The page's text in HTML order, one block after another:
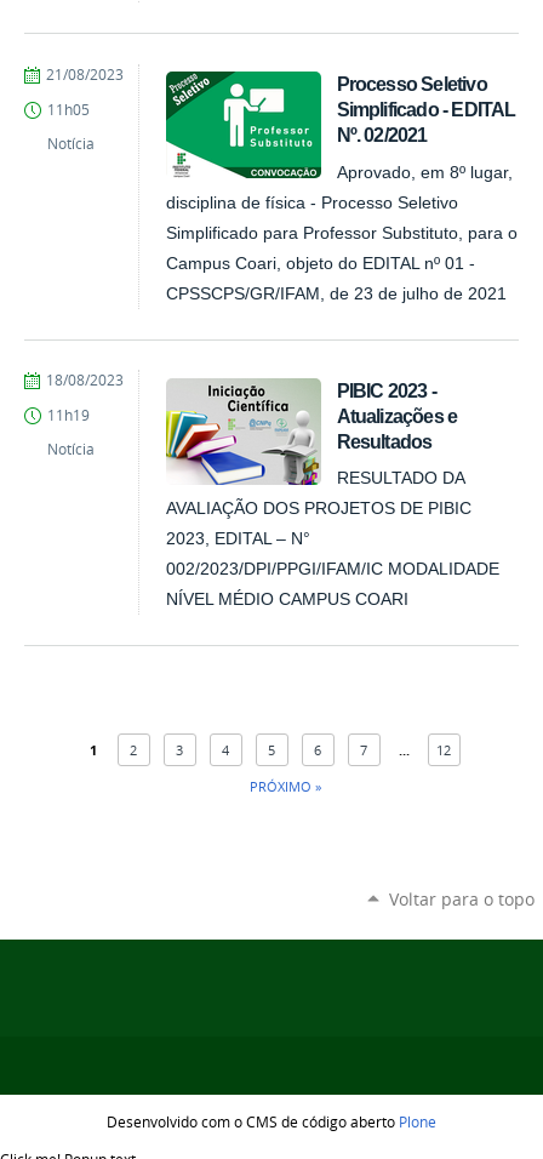
Processo Seletivo
Simplificado - EDITAL
Nº. 02/2021
Aprovado, em 8º lugar,
disciplina de física - Processo Seletivo
Simplificado para Professor Substituto, para o
Campus Coari, objeto do EDITAL nº 01 -
CPSSCPS/GR/IFAM, de 23 de julho de 2021
por
COARI
publicado
21/08/2023
11h05
Notícia
PIBIC 2023 -
Atualizações e
Resultados
RESULTADO DA
AVALIAÇÃO DOS PROJETOS DE PIBIC
2023, EDITAL – N°
002/2023/DPI/PPGI/IFAM/IC MODALIDADE
NÍVEL MÉDIO CAMPUS COARI
por
COARI
publicado
18/08/2023
11h19
Notícia
1 2 3 4 5 6 7
12
PRÓXIMO »
Voltar para o topo
Desenvolvido com o CMS de código aberto Plone